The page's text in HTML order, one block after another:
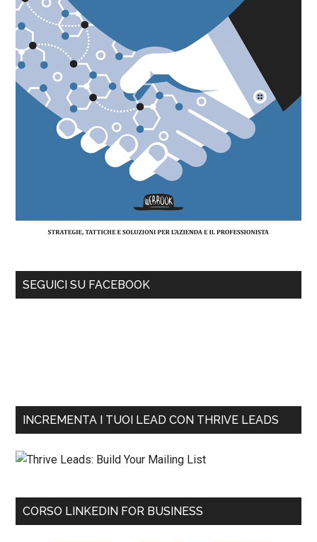
SEGUICI SU FACEBOOK
INCREMENTA I TUOI LEAD CON THRIVE LEADS
CORSO LINKEDIN FOR BUSINESS